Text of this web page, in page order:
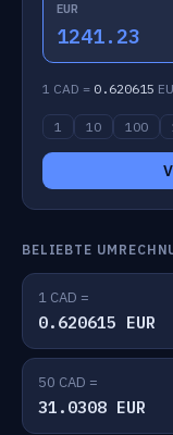
EUR
1241.23
1 CAD = 0.620615
1 10 100
BELIEBTE
1 CAD =
0.620615 EUR
50 CAD =
31.0308 EUR